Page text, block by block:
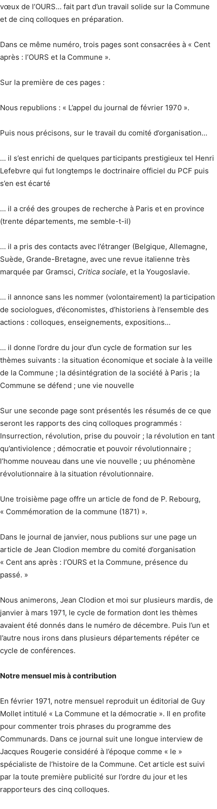
vœux de l’OURS… fait part d’un travail solide sur la Commune
et de cinq colloques en préparation.
Dans ce même numéro, trois pages sont consacrées à « Cent
après : l’OURS et la Commune ».
Sur la première de ces pages :
Nous republions : « L’appel du journal de février 1970 ».
Puis nous précisons, sur le travail du comité d’organisation…
… il s’est enrichi de quelques participants prestigieux tel Henri
Lefebvre qui fut longtemps le doctrinaire officiel du PCF puis
s’en est écarté
… il a créé des groupes de recherche à Paris et en province
(trente départements, me semble-t-il)
… il a pris des contacts avec l’étranger (Belgique, Allemagne,
Suède, Grande-Bretagne, avec une revue italienne très
marquée par Gramsci, Critica sociale, et la Yougoslavie.
… il annonce sans les nommer (volontairement) la participation
de sociologues, d’économistes, d’historiens à l’ensemble des
actions : colloques, enseignements, expositions…
… il donne l’ordre du jour d’un cycle de formation sur les
thèmes suivants : la situation économique et sociale à la veille
de la Commune ; la désintégration de la société à Paris ; la
Commune se défend ; une vie nouvelle
Sur une seconde page sont présentés les résumés de ce que
seront les rapports des cinq colloques programmés :
Insurrection, révolution, prise du pouvoir ; la révolution en tant
qu’antiviolence ; démocratie et pouvoir révolutionnaire ;
l’homme nouveau dans une vie nouvelle ; uu phénomène
révolutionnaire à la situation révolutionnaire.
Une troisième page offre un article de fond de P. Rebourg,
« Commémoration de la commune (1871) ».
Dans le journal de janvier, nous publions sur une page un
article de Jean Clodion membre du comité d’organisation
« Cent ans après : l’OURS et la Commune, présence du
passé. »
Nous animerons, Jean Clodion et moi sur plusieurs mardis, de
janvier à mars 1971, le cycle de formation dont les thèmes
avaient été donnés dans le numéro de décembre. Puis l’un et
l’autre nous irons dans plusieurs départements répéter ce
cycle de conférences.
Notre mensuel mis à contribution
En février 1971, notre mensuel reproduit un éditorial de Guy
Mollet intitulé « La Commune et la démocratie ». Il en profite
pour commenter trois phrases du programme des
Communards. Dans ce journal suit une longue interview de
Jacques Rougerie considéré à l’époque comme « le »
spécialiste de l’histoire de la Commune. Cet article est suivi
par la toute première publicité sur l’ordre du jour et les
rapporteurs des cinq colloques.